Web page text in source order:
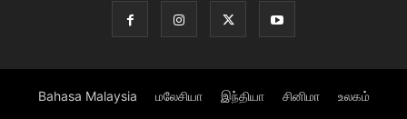
Bahasa Malaysia மலேசியா இந்தியா சினிமா உலகம்